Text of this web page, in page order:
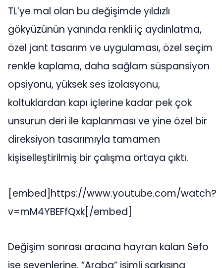
TL’ye mal olan bu değişimde yıldızlı
gökyüzünün yanında renkli iç aydınlatma,
özel jant tasarım ve uygulaması, özel seçim
renkle kaplama, daha sağlam süspansiyon
opsiyonu, yüksek ses izolasyonu,
koltuklardan kapı içlerine kadar pek çok
unsurun deri ile kaplanması ve yine özel bir
direksiyon tasarımıyla tamamen
kişiselleştirilmiş bir çalışma ortaya çıktı.
[embed]https://www.youtube.com/watch?
v=mM4YBEFfQxk[/embed]
Değişim sonrası aracına hayran kalan Sefo
ise sevenlerine, “Araba” isimli şarkısına